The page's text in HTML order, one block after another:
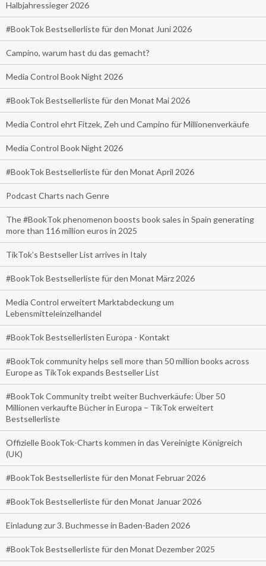
Halbjahressieger 2026
#BookTok Bestsellerliste für den Monat Juni 2026
Campino, warum hast du das gemacht?
Media Control Book Night 2026
#BookTok Bestsellerliste für den Monat Mai 2026
Media Control ehrt Fitzek, Zeh und Campino für Millionenverkäufe
Media Control Book Night 2026
#BookTok Bestsellerliste für den Monat April 2026
Podcast Charts nach Genre
The #BookTok phenomenon boosts book sales in Spain generating
more than 116 million euros in 2025
TikTok’s Bestseller List arrives in Italy
#BookTok Bestsellerliste für den Monat März 2026
Media Control erweitert Marktabdeckung um
Lebensmitteleinzelhandel
#BookTok Bestsellerlisten Europa - Kontakt
#BookTok community helps sell more than 50 million books across
Europe as TikTok expands Bestseller List
#BookTok Community treibt weiter Buchverkäufe: Über 50
Millionen verkaufte Bücher in Europa – TikTok erweitert
Bestsellerliste
Offizielle BookTok-Charts kommen in das Vereinigte Königreich
(UK)
#BookTok Bestsellerliste für den Monat Februar 2026
#BookTok Bestsellerliste für den Monat Januar 2026
Einladung zur 3. Buchmesse in Baden-Baden 2026
#BookTok Bestsellerliste für den Monat Dezember 2025